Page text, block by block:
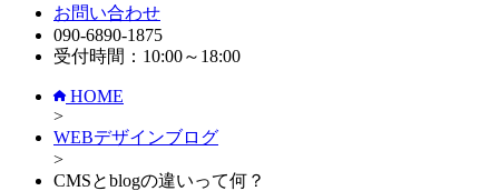
お問い合わせ
090-6890-1875
受付時間：10:00～18:00
HOME
>
WEBデザインブログ
>
CMSとblogの違いって何？